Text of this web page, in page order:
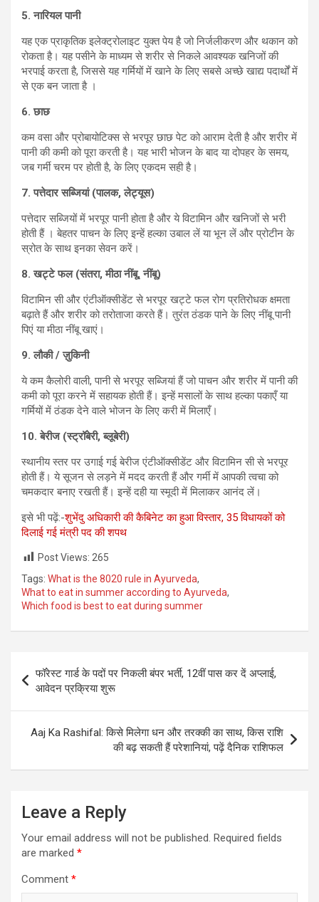
5.नारियल पानी
यह एक प्राकृतिक इलेक्ट्रोलाइट युक्त पेय है जो निर्जलीकरण और थकान को
रोकता है। यह पसीने के माध्यम से शरीर से निकले आवश्यक खनिजों की
भरपाई करता है, जिससे यह गर्मियों में खाने के लिए सबसे अच्छे खाद्य पदार्थों में
से एक बन जाता है ।
6.छाछ
कम वसा और प्रोबायोटिक्स से भरपूर छाछ पेट को आराम देती है और शरीर में
पानी की कमी को पूरा करती है। यह भारी भोजन के बाद या दोपहर के समय,
जब गर्मी चरम पर होती है, के लिए एकदम सही है।
7.पत्तेदार सब्जियां (पालक,लेट्यूस)
पत्तेदार सब्जियों में भरपूर पानी होता है और ये विटामिन और खनिजों से भरी
होती हैं । बेहतर पाचन के लिए इन्हें हल्का उबाल लें या भून लें और प्रोटीन के
स्रोत के साथ इनका सेवन करें।
8.खट्टे फल (संतरा,मीठा नींबू,नींबू)
विटामिन सी और एंटीऑक्सीडेंट से भरपूर खट्टे फल रोग प्रतिरोधक क्षमता
बढ़ाते हैं और शरीर को तरोताजा करते हैं। तुरंत ठंडक पाने के लिए नींबू पानी
पिएं या मीठा नींबू खाएं।
9.लौकी / ज़ुकिनी
ये कम कैलोरी वाली, पानी से भरपूर सब्जियां हैं जो पाचन और शरीर में पानी की
कमी को पूरा करने में सहायक होती हैं। इन्हें मसालों के साथ हल्का पकाएँ या
गर्मियों में ठंडक देने वाले भोजन के लिए करी में मिलाएँ।
10.बेरीज (स्ट्रॉबेरी,ब्लूबेरी)
स्थानीय स्तर पर उगाई गई बेरीज एंटीऑक्सीडेंट और विटामिन सी से भरपूर
होती हैं। ये सूजन से लड़ने में मदद करती हैं और गर्मी में आपकी त्वचा को
चमकदार बनाए रखती हैं। इन्हें दही या स्मूदी में मिलाकर आनंद लें।
इसे भी पढ़ें:-शुभेंदु अधिकारी की कैबिनेट का हुआ विस्तार, 35 विधायकों को
दिलाई गई मंत्री पद की शपथ
Post Views: 265
Tags: What is the 8020 rule in Ayurveda,
What to eat in summer according to Ayurveda,
Which food is best to eat during summer
Post
navigation
फॉरेस्ट गार्ड के पदों पर निकली बंपर भर्ती, 12वीं पास कर दें अप्लाई,
आवेदन प्रक्रिया शुरू
Aaj Ka Rashifal: किसे मिलेगा धन और तरक्की का साथ, किस राशि
की बढ़ सकती हैं परेशानियां, पढ़ें दैनिक राशिफल
Leave a Reply
Your email address will not be published. Required fields
are marked *
Comment *